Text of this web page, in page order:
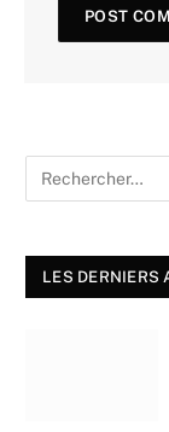
LES DERNIERS